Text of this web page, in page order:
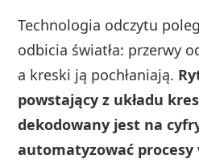
Technologia odczytu
odbicia światła: przerwy
a kreski ją pochłaniają.
powstający z układu
dekodowany jest na
automatyzować procesy